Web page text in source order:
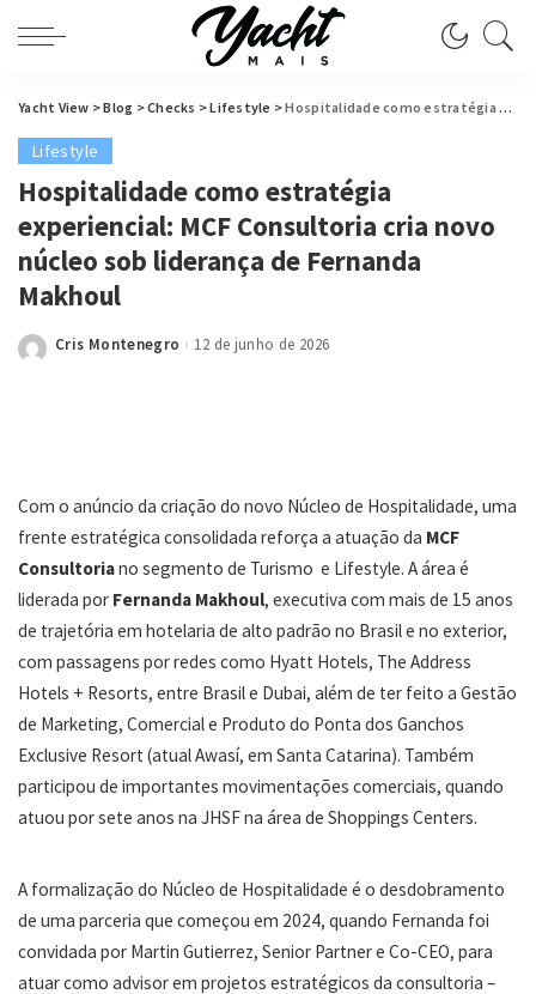
Yacht View >Blog >Checks >Lifestyle >Hospitalidade como estratégia experiencial: MCF Consultoria cria novo núcleo sob liderança de Fernanda Makhoul
Lifestyle
Hospitalidade como estratégia
experiencial: MCF Consultoria cria novo
núcleo sob liderança de Fernanda
Makhoul
Posted
Cris Montenegro 12 de junho de 2026
Com o anúncio da criação do novo Núcleo de Hospitalidade, uma
frente estratégica consolidada reforça a atuação da MCF
Consultoriano segmento de Turismo e Lifestyle. A área é
liderada por Fernanda Makhoul, executiva com mais de 15 anos
de trajetória em hotelaria de alto padrão no Brasil e no exterior,
com passagens por redes como Hyatt Hotels, The Address
Hotels + Resorts, entre Brasil e Dubai, além de ter feito a Gestão
de Marketing, Comercial e Produto do Ponta dos Ganchos
Exclusive Resort (atual Awasí, em Santa Catarina). Também
participou de importantes movimentações comerciais, quando
atuou por sete anos na JHSF na área de Shoppings Centers.
A formalização do Núcleo de Hospitalidade é o desdobramento
de uma parceria que começou em 2024, quando Fernanda foi
convidada por Martin Gutierrez, Senior Partner e Co-CEO, para
atuar como advisor em projetos estratégicos da consultoria –